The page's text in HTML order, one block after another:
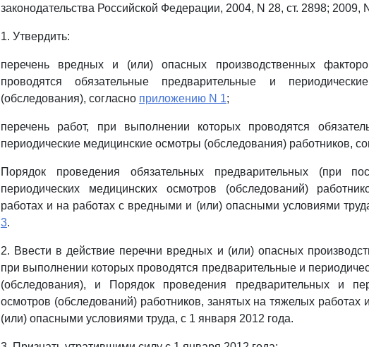
законодательства Российской Федерации, 2004, N 28, ст. 2898; 2009,
1. Утвердить:
перечень вредных и (или) опасных производственных
проводятся обязательные предварительные и
(обследования), согласно приложению N 1;
перечень работ, при выполнении которых проводятся
периодические медицинские осмотры (обследования) работников,
Порядок проведения обязательных предварительных (при
периодических медицинских осмотров (обследований)
работах и на работах с вредными и (или) опасными условиями
3.
2. Ввести в действие перечни вредных и (или) опасных
при выполнении которых проводятся предварительные и
(обследования), и Порядок проведения предварительных и
осмотров (обследований) работников, занятых на тяжелых работах
(или) опасными условиями труда, с 1 января 2012 года.